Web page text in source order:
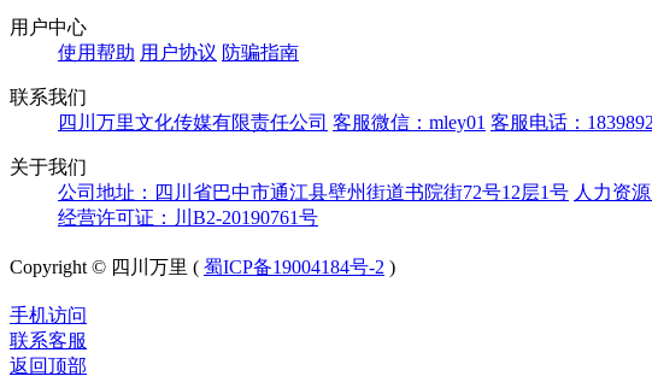
用户中心
使用帮助 用户协议 防骗指南
联系我们
四川万里文化传媒有限责任公司 客服微信：mley01 客服电话：
关于我们
公司地址：四川省巴中市通江县壁州街道书院街72号12层1号 人力资
经营许可证：川B2-20190761号
Copyright © 四川万里 ( 蜀ICP备19004184号-2 )
手机访问
联系客服
返回顶部